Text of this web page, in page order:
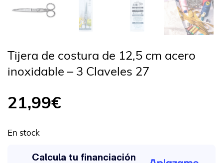
Tijera de costura de 12,5 cm acero
inoxidable – 3 Claveles 27
21,99€
En stock